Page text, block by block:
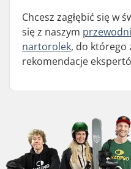
Chcesz zagłębić się w
się z naszym
nartorolek, do którego
rekomendacje